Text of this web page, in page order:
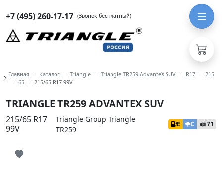
+7 (495) 260-17-17 (Звонок бесплатный)
Навигация по разделам модели
Главная Каталог Triangle Triangle TR259 AdvanteX SUV R17
215
65
215/65 R17 99V
TRIANGLE TR259 ADVANTEX SUV
215/65 R17
99V
Triangle Group Triangle
TR259
E C 71